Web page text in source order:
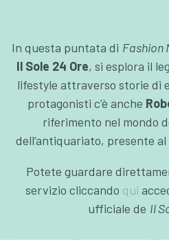
In questa puntata di Fashion
Il Sole 24 Ore, si esplora il
lifestyle attraverso storie di
protagonisti c’è anche
riferimento nel mondo
dell’antiquariato, presente
Potete guardare
servizio cliccando qui
ufficiale de Il